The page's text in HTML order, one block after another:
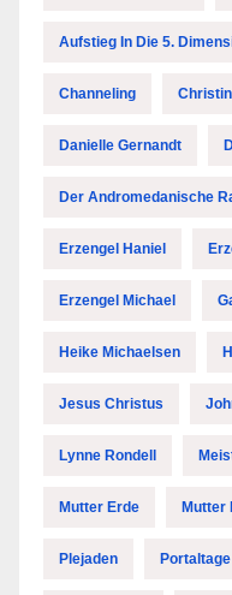
Aufstieg In Die 5.
Channeling
Danielle Gernandt
Der Andromedanische
Erzengel Haniel
Erzengel Michael
Heike Michaelsen
Jesus Christus
Lynne Rondell
Mutter Erde Mutter
Plejaden Portaltage